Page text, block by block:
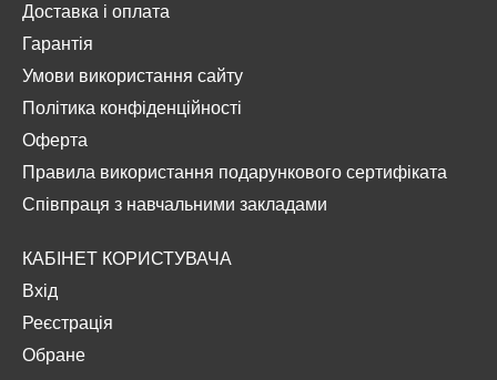
Доставка і оплата
Гарантія
Умови використання сайту
Політика конфіденційності
Оферта
Правила використання подарункового сертифіката
Співпраця з навчальними закладами
КАБІНЕТ КОРИСТУВАЧА
Вхід
Реєстрація
Обране